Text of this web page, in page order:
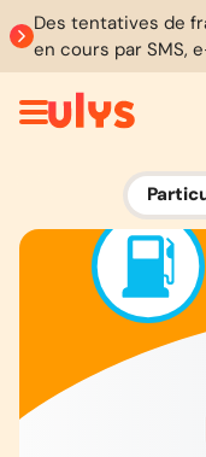
Des tentatives de
en cours par SMS,